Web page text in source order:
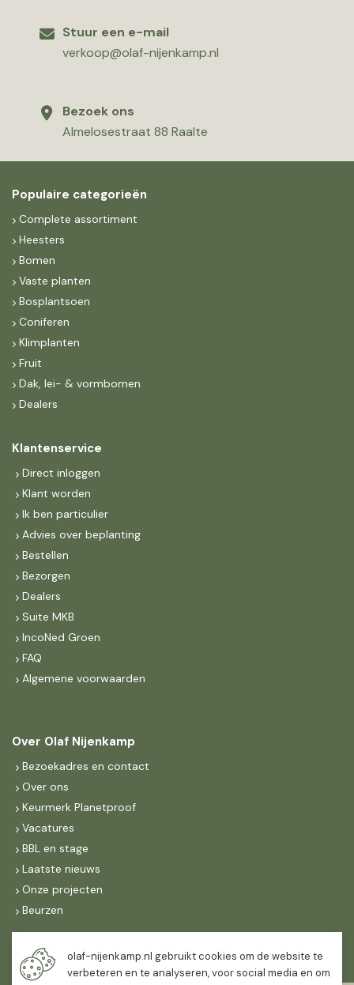
Stuur een e-mail
verkoop@olaf-nijenkamp.nl
Bezoek ons
Almelosestraat 88 Raalte
Populaire categorieën
Complete assortiment
Heesters
Bomen
Vaste planten
Bosplantsoen
Coniferen
Klimplanten
Fruit
Dak, lei- & vormbomen
Dealers
Klantenservice
Direct inloggen
Klant worden
Ik ben particulier
Advies over beplanting
Bestellen
Bezorgen
Dealers
Suite MKB
IncoNed Groen
FAQ
Algemene voorwaarden
Over Olaf Nijenkamp
Bezoekadres en contact
Over ons
Keurmerk Planetproof
Vacatures
BBL en stage
Laatste nieuws
Onze projecten
Beurzen
Maandag t/m vrijdag
07:30- 16:30
olaf-nijenkamp.nl gebruikt cookies om de website te
verbeteren en te analyseren, voor social media en om